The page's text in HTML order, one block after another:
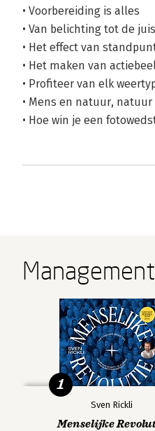
• Voorbereiding is alles
• Van belichting tot de
• Het effect van
• Het maken van
• Profiteer van elk
• Mens en natuur,
• Hoe win je een
Sven Rickli
Menselijke
1